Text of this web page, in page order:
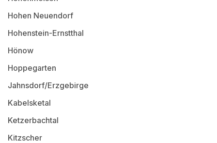
Hohen Neuendorf
Hohenstein-Ernstthal
Hönow
Hoppegarten
Jahnsdorf/Erzgebirge
Kabelsketal
Ketzerbachtal
Kitzscher